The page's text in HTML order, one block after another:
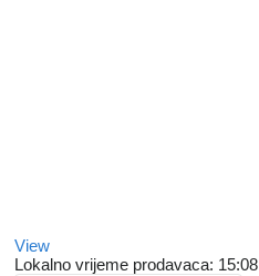
View
Lokalno vrijeme prodavaca: